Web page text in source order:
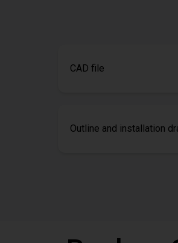
CAD file
Outline and installation